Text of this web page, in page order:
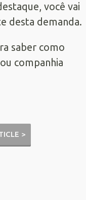
você vai
desta demanda.
saber como
companhia
>